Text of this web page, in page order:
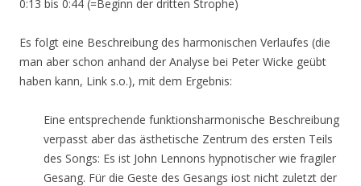
0:13 bis 0:44 (=Beginn der dritten Strophe)
Es folgt eine Beschreibung des harmonischen Verlaufes (die
man aber schon anhand der Analyse bei Peter Wicke geübt
haben kann, Link s.o.), mit dem Ergebnis:
Eine entsprechende funktionsharmonische Beschreibung
verpasst aber das ästhetische Zentrum des ersten Teils
des Songs: Es ist John Lennons hypnotischer wie fragiler
Gesang. Für die Geste des Gesangs iost nicht zuletzt der